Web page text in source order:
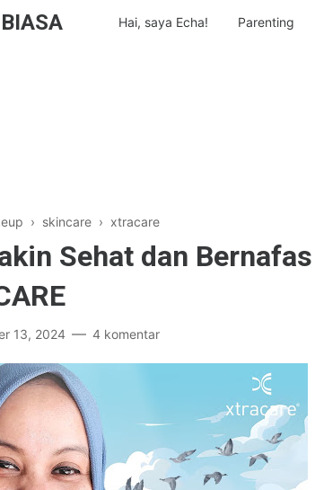
Hai, saya Echa! Parenting
› skincare › xtracare
Sehat dan Bernafas
13, 2024 4 komentar